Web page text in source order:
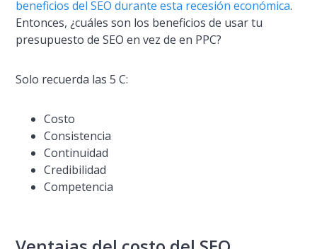
beneficios del SEO durante esta recesión económica.
Entonces, ¿cuáles son los beneficios de usar tu
presupuesto de SEO en vez de en PPC?
Solo recuerda las 5 C:
Costo
Consistencia
Continuidad
Credibilidad
Competencia